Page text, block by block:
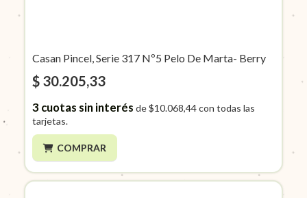
Casan Pincel, Serie 317 Nº5 Pelo De Marta- Berry
$ 30.205,33
3cuotas sin interés de$10.068,44con todas las
tarjetas.
COMPRAR